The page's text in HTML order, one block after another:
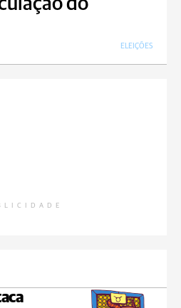
do
ELEIÇÕES